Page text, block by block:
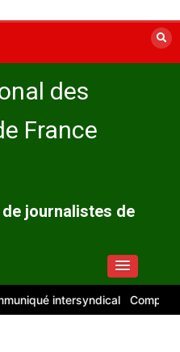
des
France
journalistes de
intersyndical Compte-